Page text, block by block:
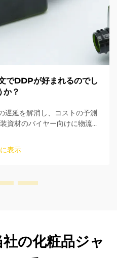
でDDPが好まれるのでし
か？
延を解消し、コストの予測
資材のバイヤー向けに物流を
のかをご説明します。
表示
の化粧品ジャ